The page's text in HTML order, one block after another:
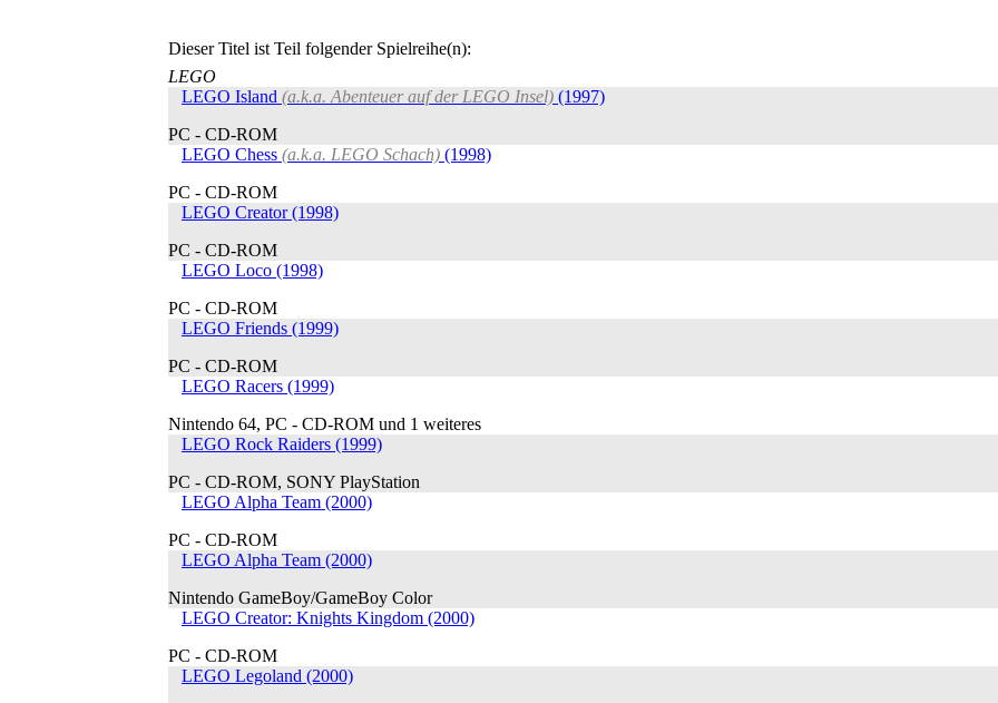
Dieser Titel ist Teil folgender Spielreihe(n):
LEGO
LEGO Island (a.k.a. Abenteuer auf der LEGO Insel) (1997)
PC - CD-ROM
LEGO Chess (a.k.a. LEGO Schach) (1998)
PC - CD-ROM
LEGO Creator (1998)
PC - CD-ROM
LEGO Loco (1998)
PC - CD-ROM
LEGO Friends (1999)
PC - CD-ROM
LEGO Racers (1999)
Nintendo 64, PC - CD-ROM und 1 weiteres
LEGO Rock Raiders (1999)
PC - CD-ROM, SONY PlayStation
LEGO Alpha Team (2000)
PC - CD-ROM
LEGO Alpha Team (2000)
Nintendo GameBoy/GameBoy Color
LEGO Creator: Knights Kingdom (2000)
PC - CD-ROM
LEGO Legoland (2000)